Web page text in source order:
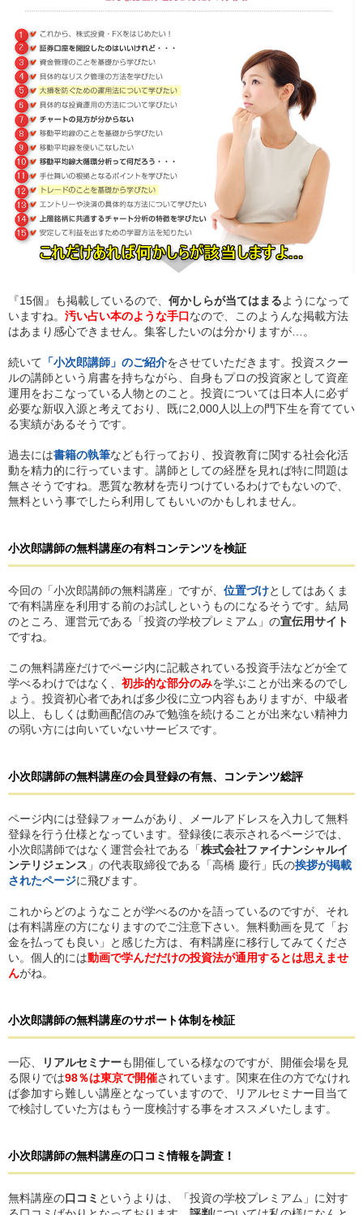
『15個』も掲載しているので、 何かしらが当てはまるようになって
いますね。 汚い占い本のような手口なので、このようんな掲載方法
はあまり感心できません。集客したいのは分かりますが…。
続いて 「小次郎講師」のご紹介をさせていただきます。投資スクー
ルの講師という肩書を持ちながら、自身もプロの投資家として資産
運用をおこなっている人物とのこと。投資については日本人に必ず
必要な新収入源と考えており、既に2,000人以上の門下生を育ててい
る実績があるそうです。
過去には書籍の執筆なども行っており、投資教育に関する社会化活
動を精力的に行っています。講師としての経歴を見れば特に問題は
無さそうですね。悪質な教材を売りつけているわけでもないので、
無料という事でしたら利用してもいいのかもしれません。
小次郎講師の無料講座の有料コンテンツを検証
今回の「小次郎講師の無料講座」ですが、 位置づけとしてはあくま
で有料講座を利用する前のお試しというものになるそうです。結局
のところ、運営元である「投資の学校プレミアム」の宣伝用サイト
ですね。
この無料講座だけでページ内に記載されている投資手法などが全て
学べるわけではなく、 初歩的な部分のみを学ぶことが出来るのでし
ょう。投資初心者であれば多少役に立つ内容もありますが、中級者
以上、もしくは動画配信のみで勉強を続けることが出来ない精神力
の弱い方には向いていないサービスです。
小次郎講師の無料講座の会員登録の有無、コンテンツ総評
ページ内には登録フォームがあり、メールアドレスを入力して無料
登録を行う仕様となっています。登録後に表示されるページでは、
小次郎講師ではなく運営会社である「株式会社ファイナンシャルイ
ンテリジェンス 」の代表取締役である「高橋 慶行」氏の挨拶が掲載
されたページに飛びます。
これからどのようなことが学べるのかを語っているのですが、それ
は有料講座の方になりますのでご注意下さい。無料動画を見て「お
金を払っても良い」と感じた方は、有料講座に移行してみてくださ
い。個人的には動画で学んだだけの投資法が通用するとは思えませ
んがね。
小次郎講師の無料講座のサポート体制を検証
一応、 リアルセミナーも開催している様なのですが、開催会場を見
る限りでは98％は東京で開催されています。関東在住の方でなけれ
ば参加すら難しい講座となっていますので、リアルセミナー目当て
で検討していた方はもう一度検討する事をオススメいたします。
小次郎講師の無料講座の口コミ情報を調査！
無料講座の口コミ というよりは、「投資の学校プレミアム」に対す